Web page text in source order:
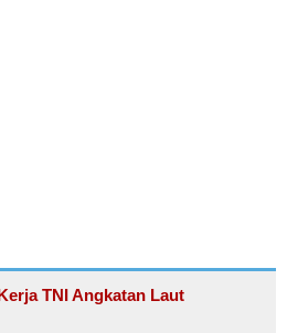
TNI Angkatan Laut